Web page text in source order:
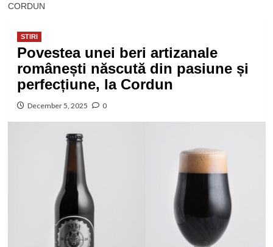
CORDUN
STIRI
Povestea unei beri artizanale
românești născută din pasiune și
perfecțiune, la Cordun
December 5, 2025 0